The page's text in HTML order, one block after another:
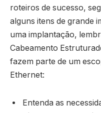
roteiros de sucesso,
alguns itens de grande
uma implantação,
Cabeamento
fazem parte de um
Ethernet:
Entenda as